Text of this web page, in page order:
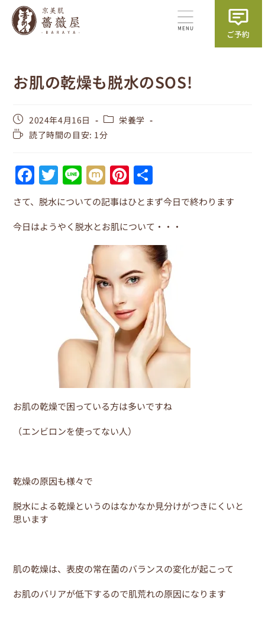
お肌の乾燥も脱水のSOS!
2024年4月16日
栄養学
読了時間の目安: 1分
F
a
c
e
T
w
itt
er
Li
n
e
M
ix
i
Pi
nt
er
e
st
有
さて、脱水についての記事はひとまず今日で終わります
今日はようやく脱水とお肌について・・・
お肌の乾燥で困っている方は多いですね
（エンビロンを使ってない人）
乾燥の原因も様々で
脱水による乾燥というのはなかなか見分けがつきにくいと
思います
肌の乾燥は、表皮の常在菌のバランスの変化が起こって
お肌のバリアが低下するので肌荒れの原因になります